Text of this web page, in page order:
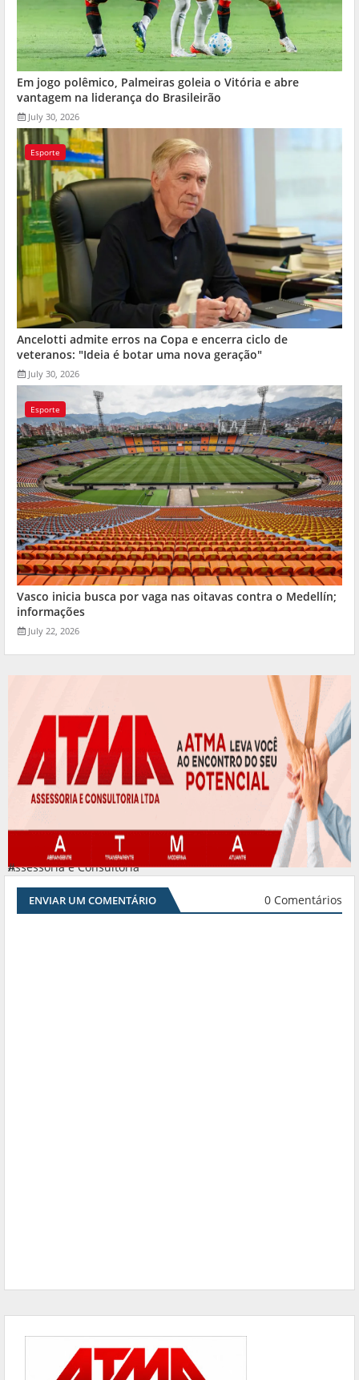
Em jogo polêmico, Palmeiras goleia o Vitória e abre
vantagem na liderança do Brasileirão
July 30, 2026
Esporte
Ancelotti admite erros na Copa e encerra ciclo de
veteranos: "Ideia é botar uma nova geração"
July 30, 2026
Esporte
Vasco inicia busca por vaga nas oitavas contra o Medellín;
informações
July 22, 2026
Assessoria e Consultoria
#
ENVIAR UM COMENTÁRIO 0 Comentários